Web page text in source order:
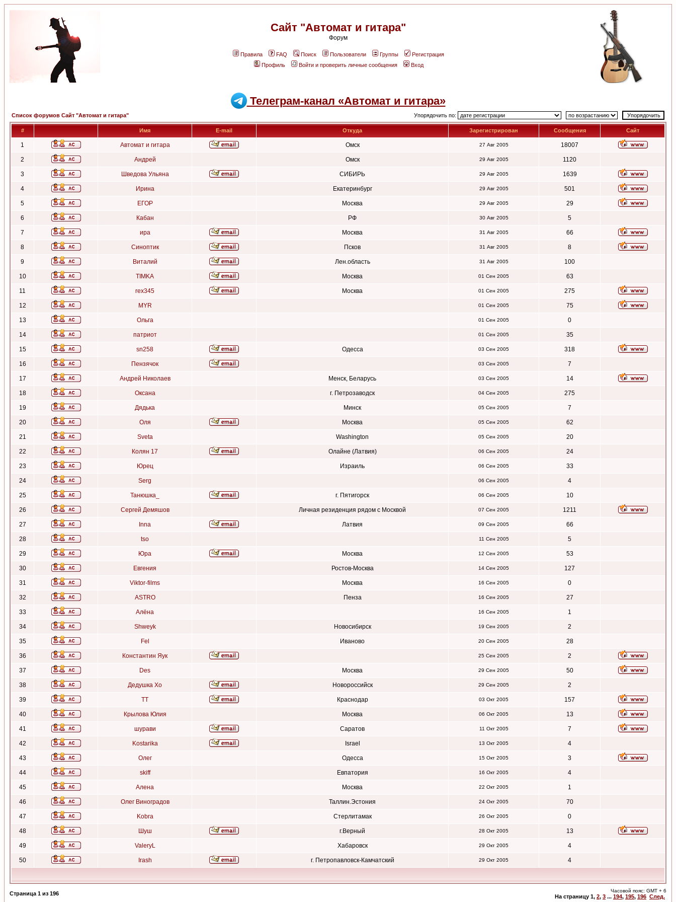
Сайт "Автомат и гитара"
Форум
Правила FAQ Поиск Пользователи Группы
Регистрация
Профиль
Войти и проверить личные сообщения Вход
Телеграм-канал «Автомат и гитара»
Список форумов Сайт "Автомат и гитара" Упорядочить по:
# Имя E-mail Откуда Зарегистрирован Сообщения Сайт
1 Автомат и гитара Омск 27 Авг 2005 18007
2 Андрей Омск 29 Авг 2005 1120
3 Шведова Ульяна СИБИРЬ 29 Авг 2005 1639
4 Ирина Екатеринбург 29 Авг 2005 501
5 ЕГОР Москва 29 Авг 2005 29
6 Кабан РФ 30 Авг 2005 5
7 ира Москва 31 Авг 2005 66
8 Синоптик Псков 31 Авг 2005 8
9 Виталий Лен.область 31 Авг 2005 100
10 TIMKA Москва 01 Сен 2005 63
11 rex345 Москва 01 Сен 2005 275
12 MYR 01 Сен 2005 75
13 Ольга 01 Сен 2005 0
14 патриот 01 Сен 2005 35
15 sn258 Одесса 03 Сен 2005 318
16 Пензячок 03 Сен 2005 7
17 Андрей Николаев Менск, Беларусь 03 Сен 2005 14
18 Оксана г. Петрозаводск 04 Сен 2005 275
19 Дядька Минск 05 Сен 2005 7
20 Оля Москва 05 Сен 2005 62
21 Sveta Washington 05 Сен 2005 20
22 Колян 17 Олайне (Латвия) 06 Сен 2005 24
23 Юрец Израиль 06 Сен 2005 33
24 Serg 06 Сен 2005 4
25 Танюшка_ г. Пятигорск 06 Сен 2005 10
26 Сергей Демяшов Личная резиденция рядом с Москвой 07 Сен 2005 1211
27 Inna Латвия 09 Сен 2005 66
28 tso 11 Сен 2005 5
29 Юра Москва 12 Сен 2005 53
30 Евгения Ростов-Москва 14 Сен 2005 127
31 Viktor-films Москва 16 Сен 2005 0
32 ASTRO Пенза 16 Сен 2005 27
33 Алёна 16 Сен 2005 1
34 Shweyk Новосибирск 19 Сен 2005 2
35 Fel Иваново 20 Сен 2005 28
36 Константин Яук 25 Сен 2005 2
37 Des Москва 29 Сен 2005 50
38 Дедушка Хо Новороссийск 29 Сен 2005 2
39 ТТ Краснодар 03 Окт 2005 157
40 Крылова Юлия Москва 06 Окт 2005 13
41 шурави Саратов 11 Окт 2005 7
42 Kostarika Israel 13 Окт 2005 4
43 Олег Одесса 15 Окт 2005 3
44 skiff Евпатория 16 Окт 2005 4
45 Алена Москва 22 Окт 2005 1
46 Олег Виноградов Таллин.Эстония 24 Окт 2005 70
47 Kobra Стерлитамак 26 Окт 2005 0
48 Шуш г.Верный 28 Окт 2005 13
49 ValeryL Хабаровск 29 Окт 2005 4
50 Irash г. Петропавловск-Камчатский 29 Окт 2005 4
Страница 1 из 196 Часовой пояс: GMT + 6
На страницу 1, 2, 3 ... 194, 195, 196 След.